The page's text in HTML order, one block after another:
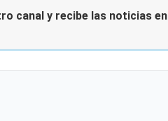
canal y recibe las noticias en